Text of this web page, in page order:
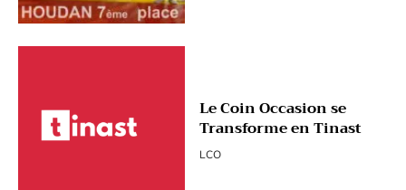
Le Coin Occasion se
Transforme en Tinast
LCO